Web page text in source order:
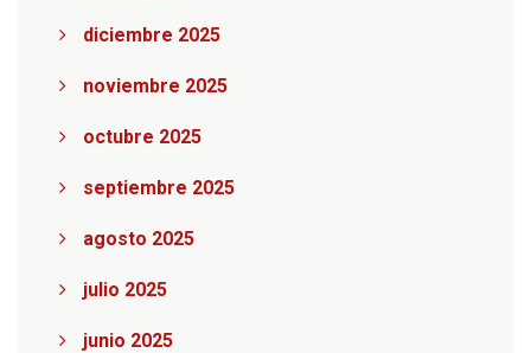
diciembre 2025
noviembre 2025
octubre 2025
septiembre 2025
agosto 2025
julio 2025
junio 2025